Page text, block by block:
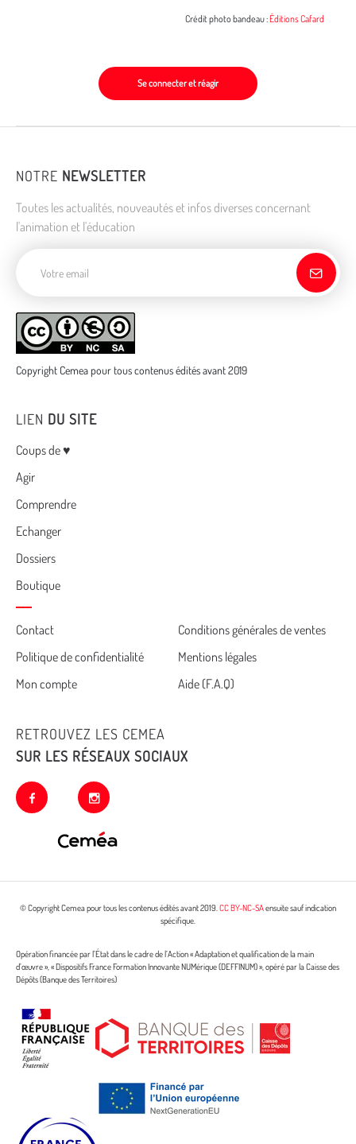
Crédit photo bandeau :Éditions Cafard
Se connecter et réagir
NOTRE NEWSLETTER
Toutes les actualités, nouveautés et infos diverses concernant
l'animation et l'éducation
Copyright Cemea pour tous contenus édités avant 2019
LIEN DU SITE
Menu
Coups de ♥
Agir
Comprendre
Echanger
Dossiers
Boutique
Cemea
footer
Contact
Conditions générales de ventes
Politique de confidentialité
Mentions légales
Mon compte
Aide (F.A.Q)
RETROUVEZ LES CEMEA
SUR LES RÉSEAUX SOCIAUX
facebook instagram
© Copyright Cemea pour tous les contenus édités avant 2019.CC BY-NC-SAensuite sauf indication
spécifique.
Opération financée par l’État dans le cadre de l’Action « Adaptation et qualification de la main
d’œuvre », « Dispositifs France Formation Innovante NUMérique (DEFFINUM) », opéré par la Caisse des
Dépôts (Banque des Territoires)